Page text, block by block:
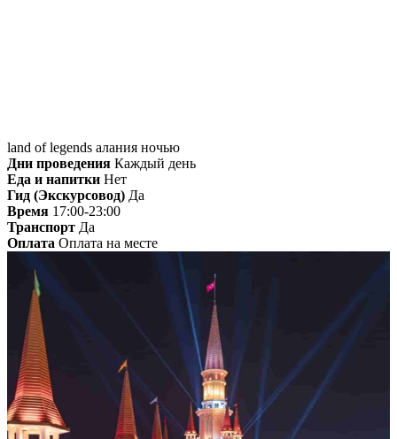
land of legends алания ночью
Дни проведения Каждый день
Еда и напитки Нет
Гид (Экскурсовод) Да
Время 17:00-23:00
Транспорт Да
Оплата Оплата на месте